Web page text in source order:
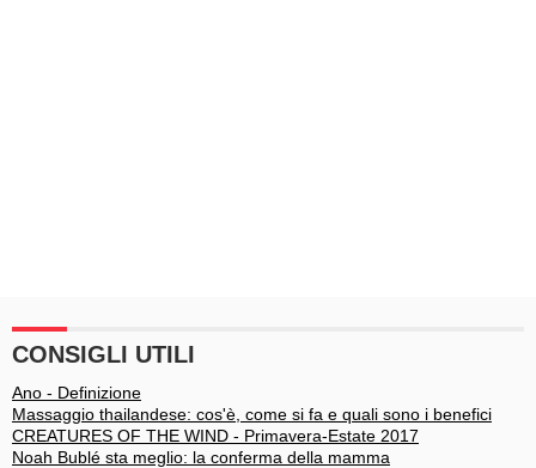
CONSIGLI UTILI
Ano - Definizione
Massaggio thailandese: cos'è, come si fa e quali sono i benefici
CREATURES OF THE WIND - Primavera-Estate 2017
Noah Bublé sta meglio: la conferma della mamma